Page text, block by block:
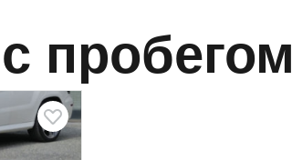
пробегом
полный